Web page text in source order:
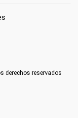
derechos reservados